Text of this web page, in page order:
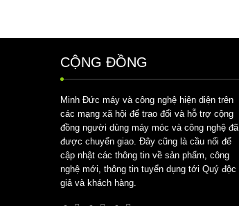
CỘNG ĐỒNG
Minh Đức máy và công nghệ hiện diện trên
các mạng xã hội để trao đổi và hỗ trợ cộng
đồng người dùng máy móc và công nghệ đã
được chuyển giao. Đây cũng là cầu nối để
cập nhật các thông tin về sản phẩm, công
nghệ mới, thông tin tuyển dụng tới Quý độc
giả và khách hàng.